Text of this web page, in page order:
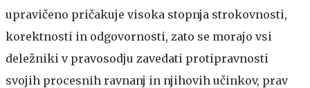
upravičeno pričakuje visoka stopnja strokovnosti,
korektnosti in odgovornosti, zato se morajo vsi
deležniki v pravosodju zavedati protipravnosti
svojih procesnih ravnanj in njihovih učinkov, prav